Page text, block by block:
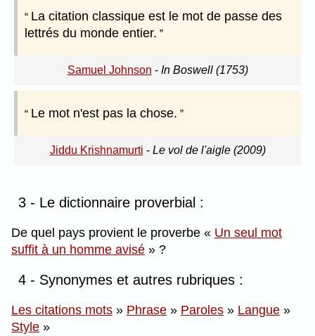
La citation classique est le mot de passe des
lettrés du monde entier.
Samuel Johnson - In Boswell (1753)
Le mot n'est pas la chose.
Jiddu Krishnamurti - Le vol de l'aigle (2009)
3 - Le dictionnaire proverbial :
De quel pays provient le proverbe
Un seul mot
suffit à un homme avisé
?
4 - Synonymes et autres rubriques :
Les citations mots » Phrase » Paroles » Langue »
Style »